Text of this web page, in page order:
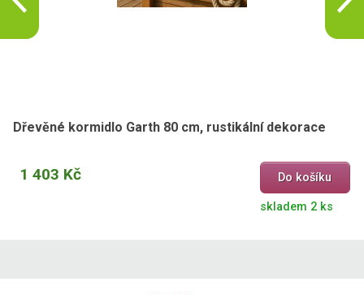
Dřevěné kormidlo Garth 80 cm, rustikální dekorace
1 403 Kč Do košíku
skladem 2 ks